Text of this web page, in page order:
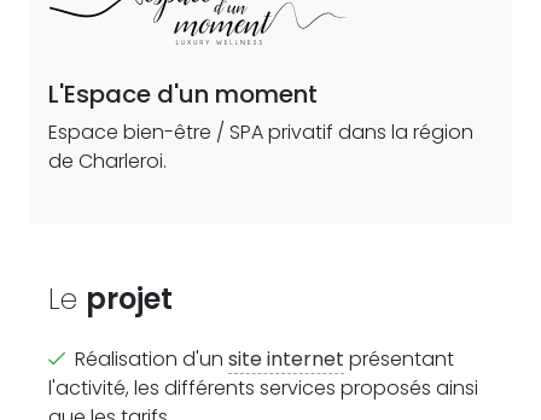
L'Espace d'un moment
Espace bien-être / SPA privatif dans la région
de Charleroi.
Le projet
Réalisation d'un site internet présentant
l'activité, les différents services proposés ainsi